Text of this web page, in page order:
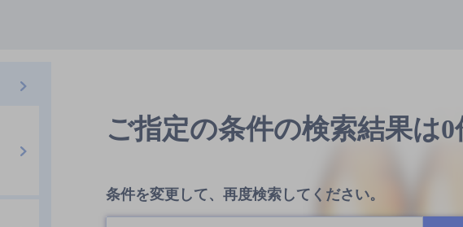
ご指定の条件の検索結果は0
条件を変更して、再度検索してください。